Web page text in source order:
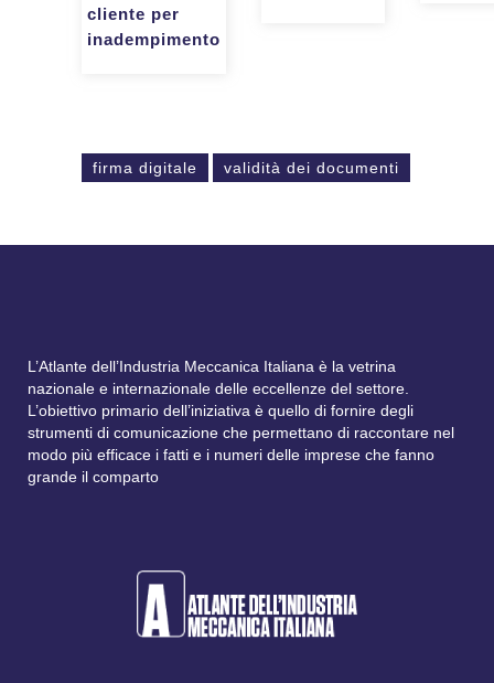
cliente per
inadempimento
firma digitale validità dei documenti
L’Atlante dell’Industria Meccanica Italiana è la vetrina
nazionale e internazionale delle eccellenze del settore.
L’obiettivo primario dell’iniziativa è quello di fornire degli
strumenti di comunicazione che permettano di raccontare nel
modo più efficace i fatti e i numeri delle imprese che fanno
grande il comparto